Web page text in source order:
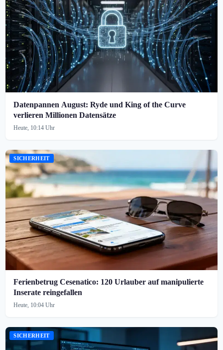
Datenpannen August: Ryde und King of the Curve
verlieren Millionen Datensätze
Heute, 10:14 Uhr
SICHERHEIT
Ferienbetrug Cesenatico: 120 Urlauber auf manipulierte
Inserate reingefallen
Heute, 10:04 Uhr
SICHERHEIT